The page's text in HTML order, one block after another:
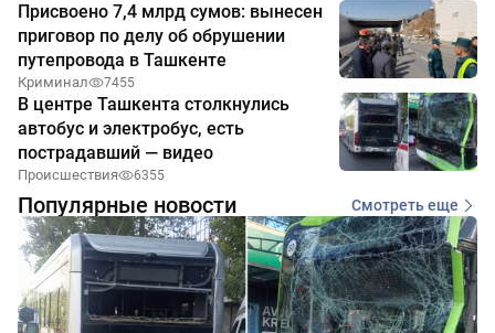
Присвоено 7,4 млрд сумов: вынесен
приговор по делу об обрушении
путепровода в Ташкенте
Криминал 7455
В центре Ташкента столкнулись
автобус и электробус, есть
пострадавший — видео
Происшествия 6355
Популярные новости Смотреть еще